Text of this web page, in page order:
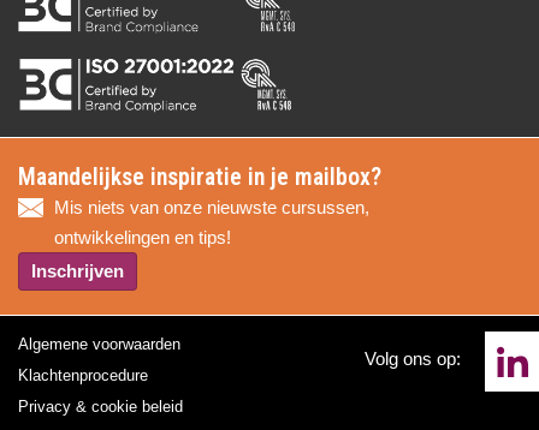
Maandelijkse inspiratie in je mailbox?
Mis niets van onze nieuwste cursussen,
ontwikkelingen en tips!
Inschrijven
Algemene voorwaarden
Klachtenprocedure
Privacy & cookie beleid
Volg ons op: